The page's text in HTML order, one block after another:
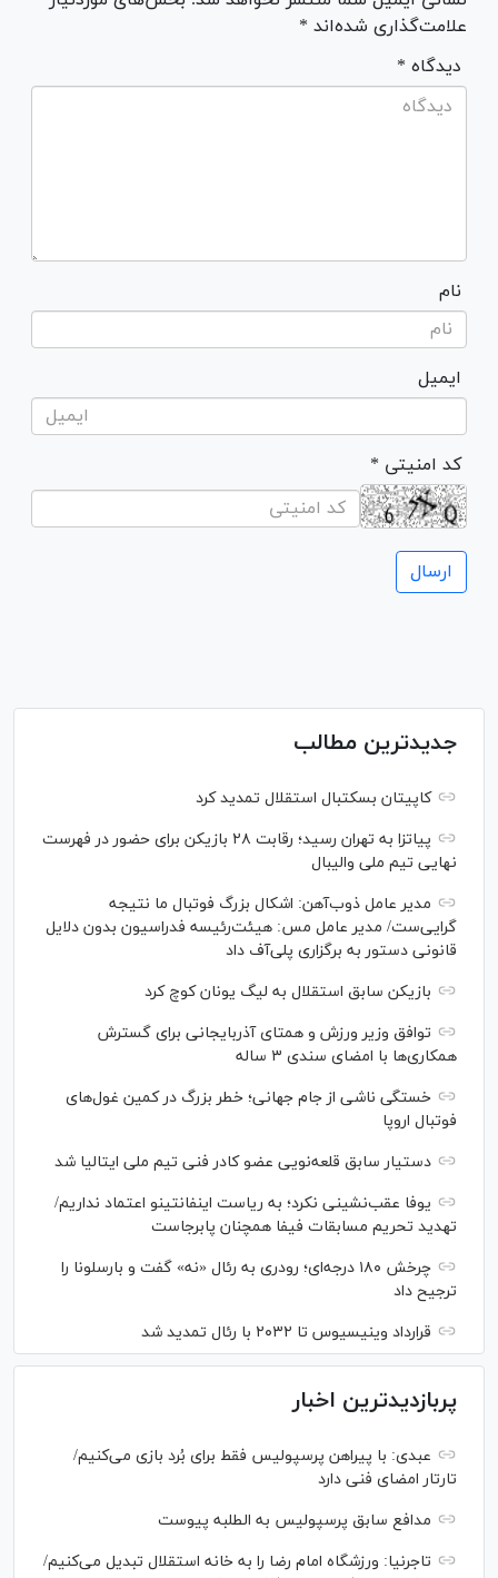
علامت‌گذاری شده‌اند *
* دیدگاه
نام
ایمیل
* کد امنیتی
جدیدترین مطالب
کاپیتان بسکتبال استقلال تمدید کرد
پیاتزا به تهران رسید؛ رقابت ۲۸ بازیکن برای حضور در فهرست
نهایی تیم ملی والیبال
مدیر عامل ذوب‌آهن: اشکال بزرگ فوتبال ما نتیجه
گرایی‌ست/ مدیر عامل مس: هیئت‌رئیسه فدراسیون بدون دلایل
قانونی دستور به برگزاری پلی‌آف داد
بازیکن سابق استقلال به لیگ یونان کوچ کرد
توافق وزیر ورزش و همتای آذربایجانی برای گسترش
همکاری‌ها با امضای سندی ۳ ساله
خستگی ناشی از جام جهانی؛ خطر بزرگ در کمین غول‌های
فوتبال اروپا
دستیار سابق قلعه‌نویی عضو کادر فنی تیم ملی ایتالیا شد
یوفا عقب‌نشینی نکرد؛ به ریاست اینفانتینو اعتماد نداریم/
تهدید تحریم مسابقات فیفا همچنان پابرجاست
چرخش ۱۸۰ درجه‌ای؛ رودری به رئال «نه» گفت و بارسلونا را
ترجیح داد
قرارداد وینیسیوس تا ۲۰۳۲ با رئال‌ تمدید شد
پربازدیدترین اخبار
عبدی: با پیراهن پرسپولیس فقط برای بُرد بازی می‌کنیم/
تارتار امضای فنی دارد
مدافع سابق پرسپولیس به الطلبه پیوست
تاجرنیا: ورزشگاه امام رضا را به خانه استقلال تبدیل می‌کنیم/